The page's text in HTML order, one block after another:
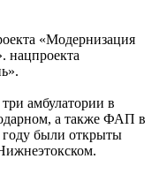
«Модернизация
нацпроекта
амбулатории в
а также ФАП в
году были открыты